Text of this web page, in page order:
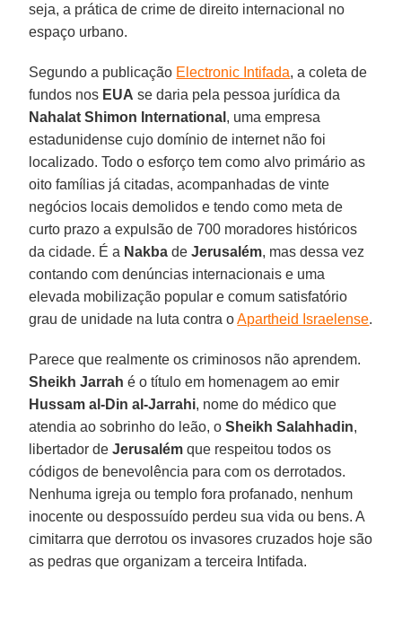
seja, a prática de crime de direito internacional no
espaço urbano.
Segundo a publicação Electronic Intifada, a coleta de
fundos nos EUA se daria pela pessoa jurídica da
Nahalat Shimon International , uma empresa
estadunidense cujo domínio de internet não foi
localizado. Todo o esforço tem como alvo primário as
oito famílias já citadas, acompanhadas de vinte
negócios locais demolidos e tendo como meta de
curto prazo a expulsão de 700 moradores históricos
da cidade. É a Nakba deJerusalém, mas dessa vez
contando com denúncias internacionais e uma
elevada mobilização popular e comum satisfatório
grau de unidade na luta contra oApartheid Israelense.
Parece que realmente os criminosos não aprendem.
Sheikh Jarrah é o título em homenagem ao emir
Hussam al-Din al-Jarrahi, nome do médico que
atendia ao sobrinho do leão, oSheikh Salahhadin,
libertador deJerusalém que respeitou todos os
códigos de benevolência para com os derrotados.
Nenhuma igreja ou templo fora profanado, nenhum
inocente ou despossuído perdeu sua vida ou bens. A
cimitarra que derrotou os invasores cruzados hoje são
as pedras que organizam a terceira Intifada.